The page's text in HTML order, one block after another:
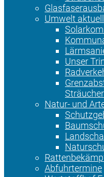
Umwelt aktuell
Unser
Sträucher
Natur- und
Abfuhrtermine